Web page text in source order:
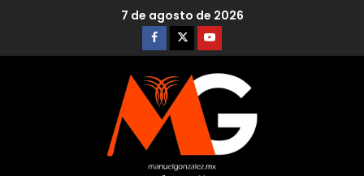
7 de agosto de 2026